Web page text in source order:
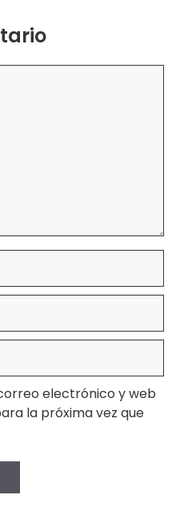
electrónico y web
la próxima vez que